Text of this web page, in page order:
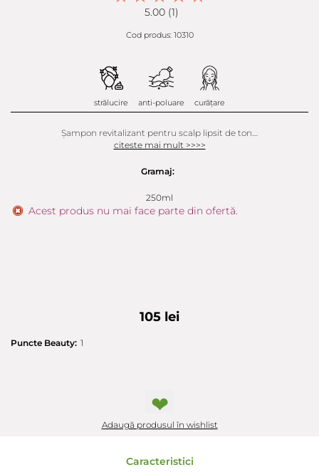
5.00 (1)
Cod produs: 10310
strălucire anti-poluare curățare
Șampon revitalizant pentru scalp lipsit de ton....
citeste mai mult >>>>
Gramaj:
250ml
Acest produs nu mai face parte din ofertă.
105 lei
Puncte Beauty: 1
❤
Adaugă produsul în wishlist
Caracteristici